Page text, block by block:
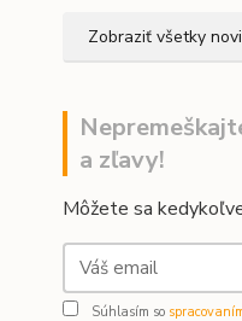
Zobraziť všetky
a zľavy!
Môžete sa
Súhlasím so